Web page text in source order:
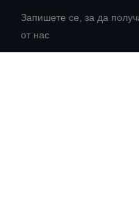
Запишете се, за да
от нас